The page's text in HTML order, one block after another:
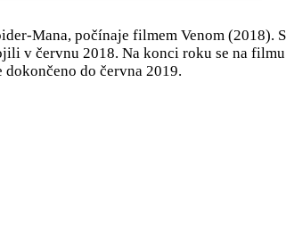
Mana, počínaje filmem Venom (2018).
v červnu 2018. Na konci roku se na
do června 2019.